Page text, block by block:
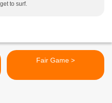
to surf.
Fair Game >